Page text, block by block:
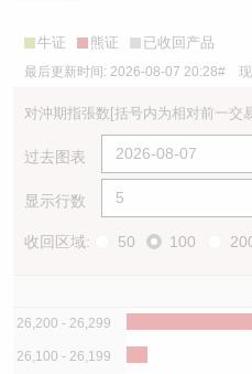
牛证 熊证 已收回产品
最后更新时间: 2026-08-07 20:28# 现
对沖期指張数[括号内为相对前一交
过去图表
显示行数
收回区域: 50 100
26,200 - 26,299
26,100 - 26,199